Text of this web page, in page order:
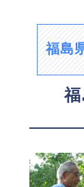
福島